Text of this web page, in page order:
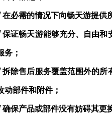
在必需的情况下向畅天游提供
保证畅天游能够充分、自由和
务；
拆除售后服务覆盖范围外的所
动部件和附件；
确保产品或部件没有妨碍其更